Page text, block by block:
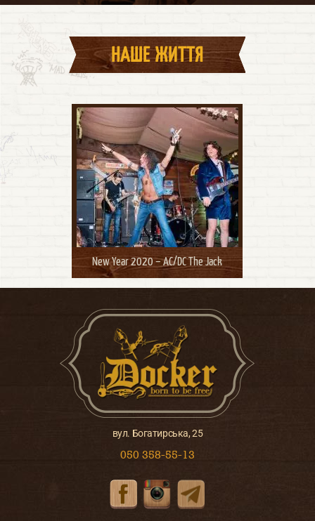
НАШЕ ЖИТТЯ
New Year 2020 – AC/DC The Jack
вул. Богатирська, 25
050 358-55-13